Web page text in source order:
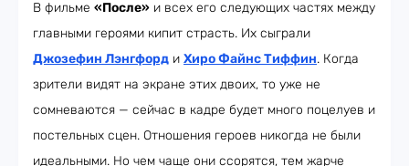
В фильме «После» и всех его следующих частях между
главными героями кипит страсть. Их сыграли
Джозефин Лэнгфорд и Хиро Файнс Тиффин. Когда
зрители видят на экране этих двоих, то уже не
сомневаются — сейчас в кадре будет много поцелуев и
постельных сцен. Отношения героев никогда не были
идеальными. Но чем чаще они ссорятся, тем жарче